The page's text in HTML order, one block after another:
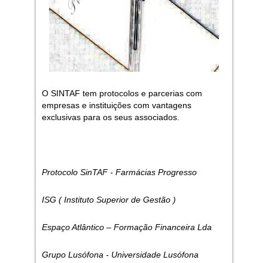
O SINTAF tem protocolos e parcerias com
empresas e instituições com vantagens
exclusivas para os seus associados.
Protocolo SinTAF - Farmácias Progresso
ISG ( Instituto Superior de Gestão )
Espaço Atlântico – Formação Financeira Lda
Grupo Lusófona - Universidade Lusófona